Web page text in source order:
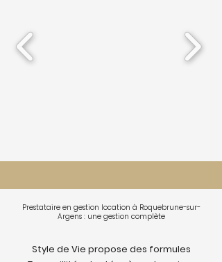
Prestataire en gestion location à Roquebrune-sur-
Argens : une gestion complète
Style de Vie propose des formules